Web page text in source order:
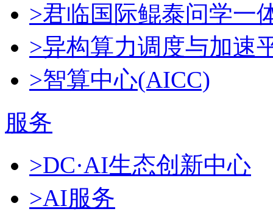
>君临国际鲲泰问学一
>异构算力调度与加速
>智算中心(AICC)
服务
>DC·AI生态创新中心
>AI服务